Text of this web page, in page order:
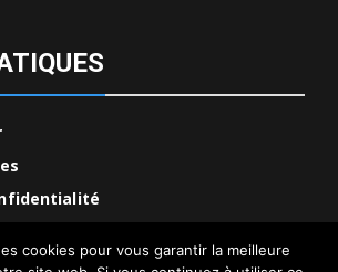
cookies pour vous garantir la meilleure